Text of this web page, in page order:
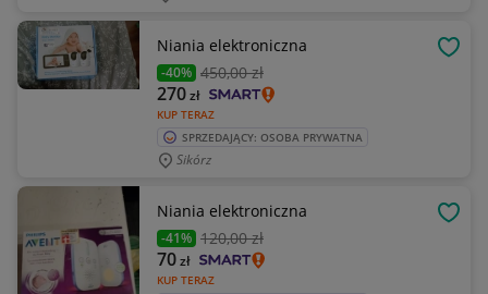
Niania elektroniczna
-40% 450,00 zł
KUP TERAZ
270zł
SPRZEDAJĄCY: OSOBA PRYWATNA
Sikórz
Niania elektroniczna
-41% 120,00 zł
KUP TERAZ
70zł